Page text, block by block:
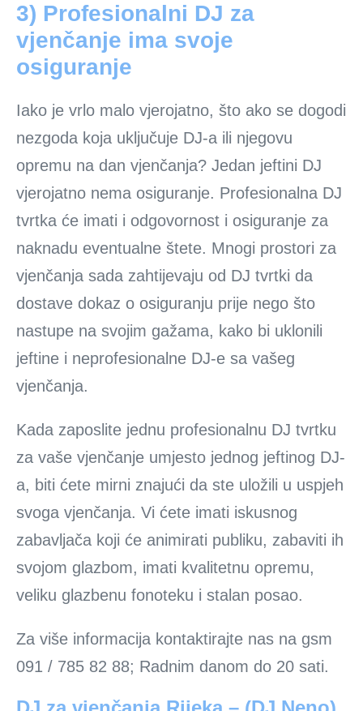
3) Profesionalni DJ za
vjenčanje ima svoje
osiguranje
Iako je vrlo malo vjerojatno, što ako se dogodi
nezgoda koja uključuje DJ-a ili njegovu
opremu na dan vjenčanja? Jedan jeftini DJ
vjerojatno nema osiguranje. Profesionalna DJ
tvrtka će imati i odgovornost i osiguranje za
naknadu eventualne štete. Mnogi prostori za
vjenčanja sada zahtijevaju od DJ tvrtki da
dostave dokaz o osiguranju prije nego što
nastupe na svojim gažama, kako bi uklonili
jeftine i neprofesionalne DJ-e sa vašeg
vjenčanja.
Kada zaposlite jednu profesionalnu DJ tvrtku
za vaše vjenčanje umjesto jednog jeftinog DJ-
a, biti ćete mirni znajući da ste uložili u uspjeh
svoga vjenčanja. Vi ćete imati iskusnog
zabavljača koji će animirati publiku, zabaviti ih
svojom glazbom, imati kvalitetnu opremu,
veliku glazbenu fonoteku i stalan posao.
Za više informacija kontaktirajte nas na gsm
091 / 785 82 88; Radnim danom do 20 sati.